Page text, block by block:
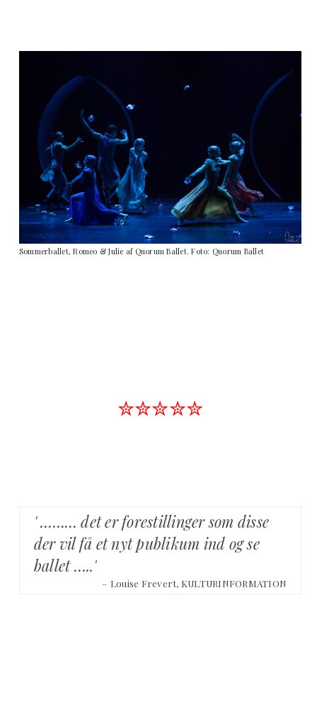
Sommerballet, Romeo & Julie af Quorum Ballet. Foto: Quorum Ballet
✮✮✮✮✮
' ……… det er forestillinger som disse
der vil få et nyt publikum ind og se
ballet …..'
– Louise Frevert, KULTURINFORMATION